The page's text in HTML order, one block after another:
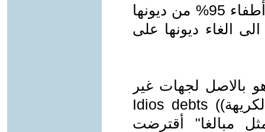
دولا"أوربية(روسيا،فرنسا) أعلنت عن أطفاء 95% من ديونها
الغاء ديونها على
بالاصل لجهات غير
حكومية ويقع تحت وصف الديون ((الكريهة)) Idios debts
مبالغا" أقترضت